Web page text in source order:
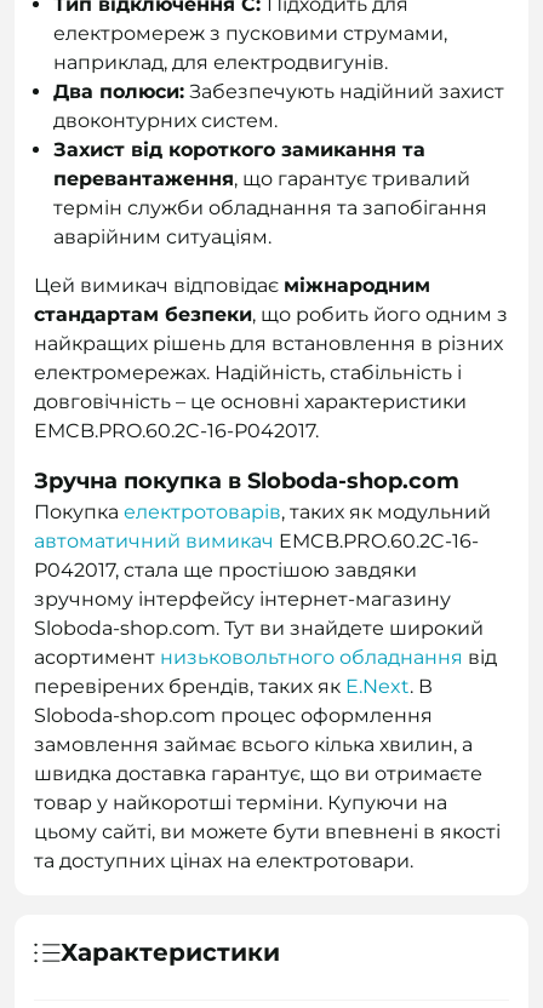
електромереж з пусковими струмами,
наприклад, для електродвигунів.
Два полюси: Забезпечують надійний захист
двоконтурних систем.
Захист від короткого замикання та
перевантаження, що гарантує тривалий
термін служби обладнання та запобігання
аварійним ситуаціям.
Цей вимикач відповідає міжнародним
стандартам безпеки, що робить його одним з
найкращих рішень для встановлення в різних
електромережах. Надійність, стабільність і
довговічність – це основні характеристики
EMCB.PRO.60.2C-16-P042017.
Зручна покупка в Sloboda-shop.com
Покупка електротоварів, таких як модульний
автоматичний вимикач EMCB.PRO.60.2C-16-
P042017, стала ще простішою завдяки
зручному інтерфейсу інтернет-магазину
Sloboda-shop.com. Тут ви знайдете широкий
асортимент низьковольтного обладнання від
перевірених брендів, таких як E.Next. В
Sloboda-shop.com процес оформлення
замовлення займає всього кілька хвилин, а
швидка доставка гарантує, що ви отримаєте
товар у найкоротші терміни. Купуючи на
цьому сайті, ви можете бути впевнені в якості
та доступних цінах на електротовари.
Характеристики